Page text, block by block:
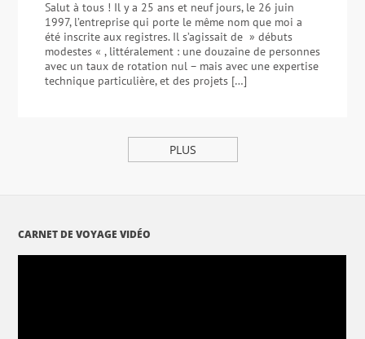
Salut à tous ! Il y a 25 ans et neuf jours, le 26 juin
1997, l’entreprise qui porte le même nom que moi a
été inscrite aux registres. Il s’agissait de » débuts
modestes « , littéralement : une douzaine de personnes
avec un taux de rotation nul – mais avec une expertise
technique particulière, et des projets […]
PLUS
CARNET DE VOYAGE VIDÉO